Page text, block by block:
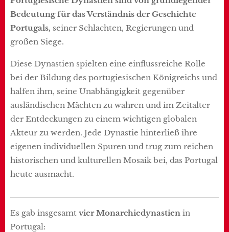
Bedeutung für das Verständnis der Geschichte
Portugals, seiner Schlachten, Regierungen und
großen Siege.
Diese Dynastien spielten eine einflussreiche Rolle
bei der Bildung des portugiesischen Königreichs und
halfen ihm, seine Unabhängigkeit gegenüber
ausländischen Mächten zu wahren und im Zeitalter
der Entdeckungen zu einem wichtigen globalen
Akteur zu werden. Jede Dynastie hinterließ ihre
eigenen individuellen Spuren und trug zum reichen
historischen und kulturellen Mosaik bei, das Portugal
heute ausmacht.
Es gab insgesamt vier Monarchiedynastien in
Portugal: